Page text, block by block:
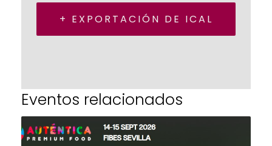
+ EXPORTACIÓN DE ICAL
Eventos relacionados